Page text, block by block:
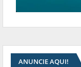
ANUNCIE AQUI!